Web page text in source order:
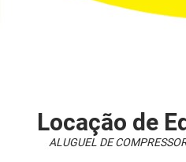
Locação de
ALUGUEL DE